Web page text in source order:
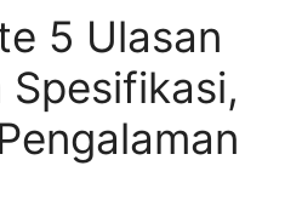
5 Ulasan
Spesifikasi,